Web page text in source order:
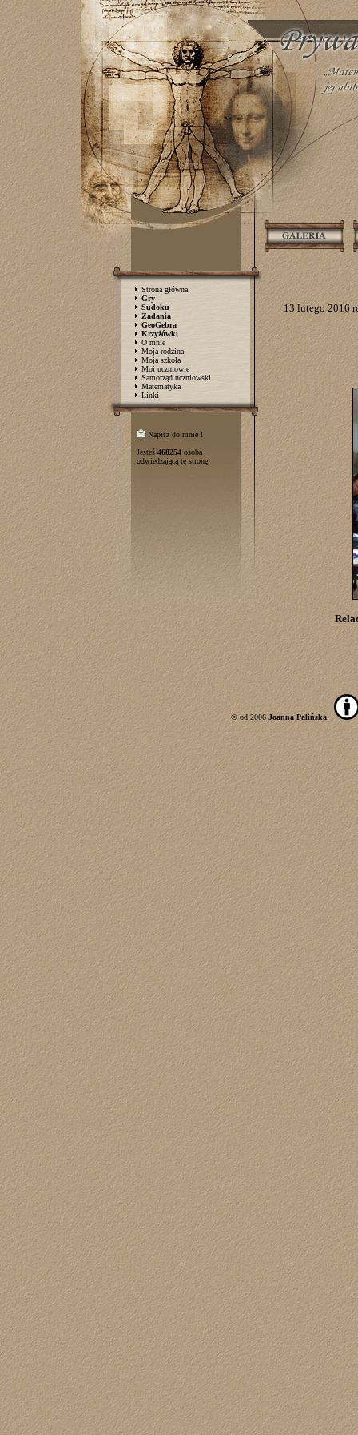
Strona główna
Gry
Sudoku
Zadania
GeoGebra
Krzyżówki
O mnie
Moja rodzina
Moja szkoła
Moi uczniowie
Samorząd uczniowski
Matematyka
Linki
Napisz do mnie !
Jesteś 468254 osobą
odwiedzającą tę stronę.
13 lutego 2016
© od 2006 Joanna Palińska.